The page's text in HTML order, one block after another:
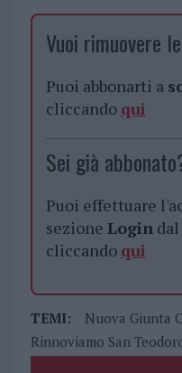
Vuoi rimuovere
Puoi abbonarti a
cliccando qui
Sei già
Puoi effettuare
sezione Logindal
cliccando qui
TEMI:
Nuova Giunta
Rinnoviamo San